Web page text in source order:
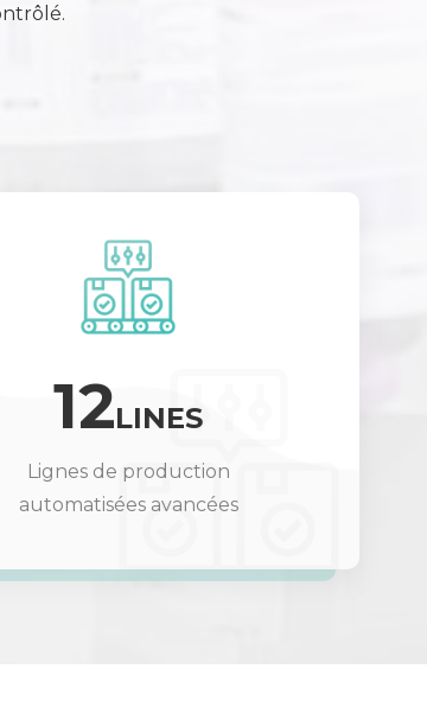
12LINES
Lignes de production
automatisées avancées